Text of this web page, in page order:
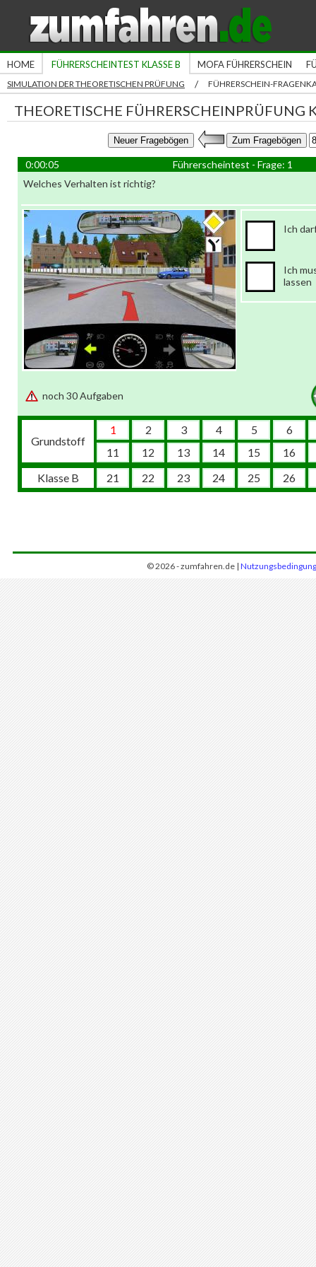
HOME FÜHRERSCHEINTEST KLASSE B MOFA FÜHRERSCHEIN
SIMULATION DER THEORETISCHEN PRÜFUNG / FÜHRERSCHEIN-
THEORETISCHE FÜHRERSCHEINPRÜFUNG
0:00:06
Führerscheintest - Frage: 1
Welches Verhalten ist richtig?
Ich
Ich
lassen
noch 30 Aufgaben
Grundstoff
1 2 3 4 5
6
11
12 13 14 15
16
Klasse B
21 22 23 24 25 26
© 2026 - zumfahren.de |